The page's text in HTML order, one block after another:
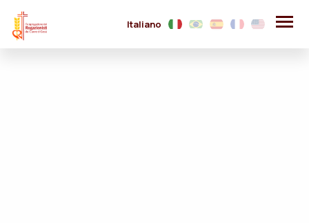
Italiano